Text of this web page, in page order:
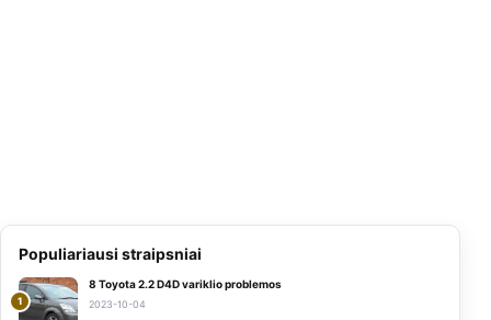
Populiariausi straipsniai
1
8 Toyota 2.2 D4D variklio problemos
2023-10-04